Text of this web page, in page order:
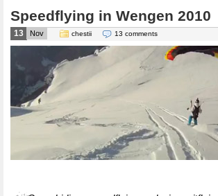
Speedflying in Wengen 2010
13 Nov chestii 13 comments